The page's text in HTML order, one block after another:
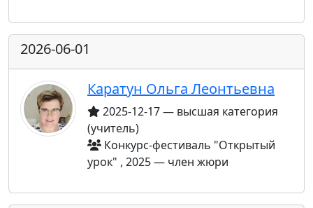
2026-06-01
Каратун Ольга Леонтьевна
2025-12-17 — высшая категория
(учитель)
Конкурс-фестиваль "Открытый
урок" , 2025 — член жюри